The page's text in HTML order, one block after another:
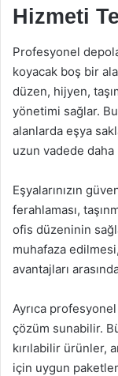
Hizmeti
Profesyonel
koyacak boş bir
düzen, hijyen,
yönetimi sağlar.
alanlarda eşya
uzun vadede daha
Eşyalarınızın
ferahlaması,
ofis düzeninin
muhafaza
avantajları
Ayrıca
çözüm sunabilir.
kırılabilir ürünler,
için uygun